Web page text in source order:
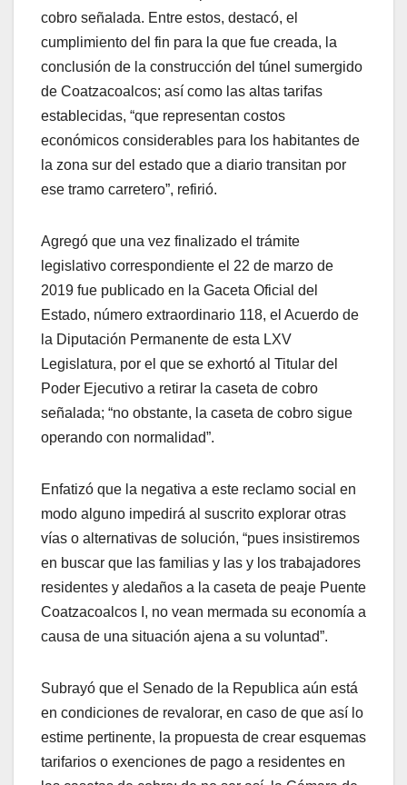
cobro señalada. Entre estos, destacó, el
cumplimiento del fin para la que fue creada, la
conclusión de la construcción del túnel sumergido
de Coatzacoalcos; así como las altas tarifas
establecidas, “que representan costos
económicos considerables para los habitantes de
la zona sur del estado que a diario transitan por
ese tramo carretero”, refirió.
Agregó que una vez finalizado el trámite
legislativo correspondiente el 22 de marzo de
2019 fue publicado en la Gaceta Oficial del
Estado, número extraordinario 118, el Acuerdo de
la Diputación Permanente de esta LXV
Legislatura, por el que se exhortó al Titular del
Poder Ejecutivo a retirar la caseta de cobro
señalada; “no obstante, la caseta de cobro sigue
operando con normalidad”.
Enfatizó que la negativa a este reclamo social en
modo alguno impedirá al suscrito explorar otras
vías o alternativas de solución, “pues insistiremos
en buscar que las familias y las y los trabajadores
residentes y aledaños a la caseta de peaje Puente
Coatzacoalcos I, no vean mermada su economía a
causa de una situación ajena a su voluntad”.
Subrayó que el Senado de la Republica aún está
en condiciones de revalorar, en caso de que así lo
estime pertinente, la propuesta de crear esquemas
tarifarios o exenciones de pago a residentes en